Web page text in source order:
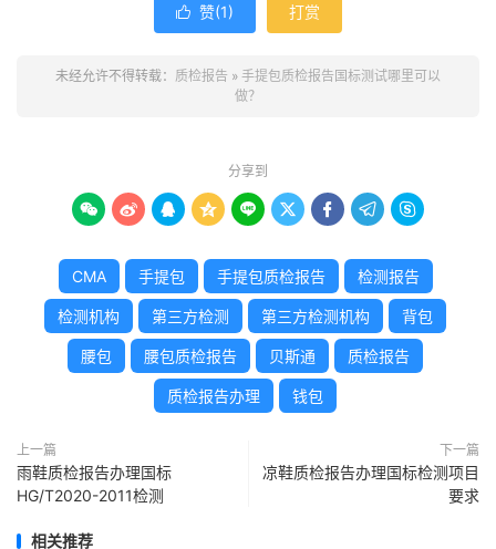
 赞(1) 打赏
未经允许不得转载： 质检报告 » 手提包质检报告国标测试哪里可以
做？
分享到
        
CMA 手提包 手提包质检报告 检测报告
检测机构 第三方检测 第三方检测机构 背包
腰包 腰包质检报告 贝斯通 质检报告
质检报告办理 钱包
上一篇
雨鞋质检报告办理国标
HG/T2020-2011检测
下一篇
凉鞋质检报告办理国标检测项目
要求
相关推荐